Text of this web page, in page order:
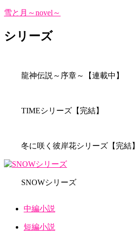
雪と月～novel～
シリーズ
龍神伝説～序章～【連載中】
TIMEシリーズ【完結】
冬に咲く彼岸花シリーズ【完結】
SNOWシリーズ
中編小説
短編小説